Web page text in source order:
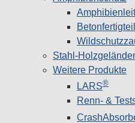
Stahl-
Weitere Produkte
LARS®
Renn- &